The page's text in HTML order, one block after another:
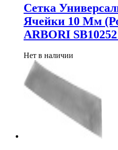
Сетка
Ячейки 10 Мм
ARBORI
Нет в наличии